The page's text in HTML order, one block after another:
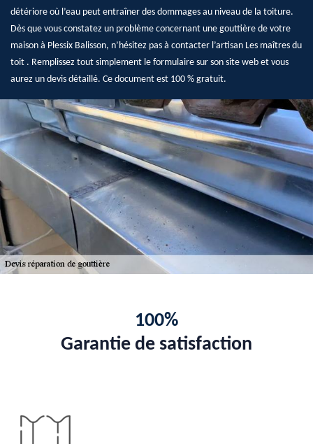
détériore où l’eau peut entraîner des dommages au niveau de la toiture.
Dès que vous constatez un problème concernant une gouttière de votre
maison à Plessix Balisson, n’hésitez pas à contacter l’artisan Les maîtres du
toit . Remplissez tout simplement le formulaire sur son site web et vous
aurez un devis détaillé. Ce document est 100 % gratuit.
100%
Garantie de satisfaction